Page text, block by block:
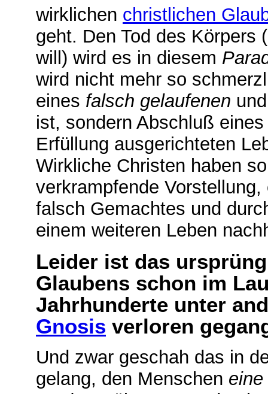
wirklichen christlichen
geht. Den Tod des Körpers
will) wird es in diesem
wird nicht mehr so
eines falsch gelaufenen
ist, sondern Abschluß
Erfüllung ausgerichteten
Wirkliche Christen haben
verkrampfende
falsch Gemachtes und
einem weiteren Leben
Leider ist das
Glaubens schon im
Jahrhunderte unter
Gnosis verloren
Und zwar geschah das in
gelang, den Menschen